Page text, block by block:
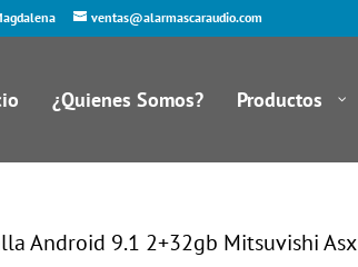
ventas@alarmascaraudio.com
¿Quienes Somos? Productos
Android 9.1 2+32gb Mitsuvishi Asx